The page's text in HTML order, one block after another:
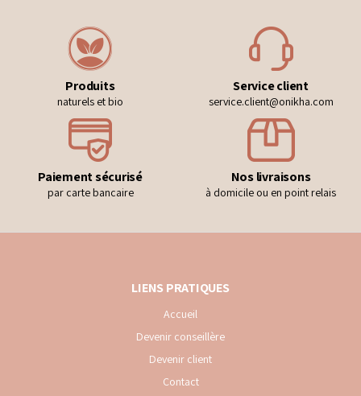
Produits
naturels et bio
Service client
service.client@onikha.com
Paiement sécurisé
par carte bancaire
Nos livraisons
à domicile ou en point relais
LIENS PRATIQUES
Accueil
Devenir conseillère
Devenir client
Contact